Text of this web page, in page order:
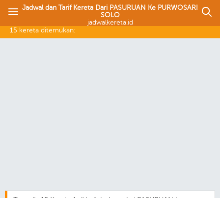
Jadwal dan Tarif Kereta Dari PASURUAN Ke PURWOSARI
SOLO
jadwalkereta.id
15 kereta ditemukan: